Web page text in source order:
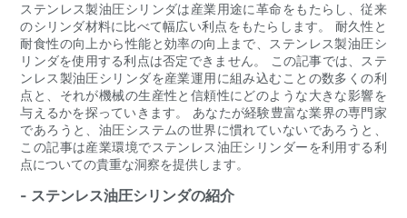
ステンレス製油圧シリンダは産業用途に革命をもたらし、従来
のシリンダ材料に比べて幅広い利点をもたらします。 耐久性と
耐食性の向上から性能と効率の向上まで、ステンレス製油圧シ
リンダを使用する利点は否定できません。 この記事では、ステ
ンレス製油圧シリンダを産業運用に組み込むことの数多くの利
点と、それが機械の生産性と信頼性にどのような大きな影響を
与えるかを探っていきます。 あなたが経験豊富な業界の専門家
であろうと、油圧システムの世界に慣れていないであろうと、
この記事は産業環境でステンレス油圧シリンダーを利用する利
点についての貴重な洞察を提供します。
- ステンレス油圧シリンダの紹介